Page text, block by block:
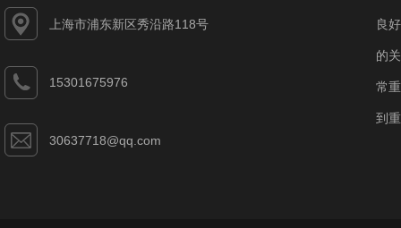
上海市浦东新区秀沿路118号
15301675976
30637718@qq.com
良
的
常
到